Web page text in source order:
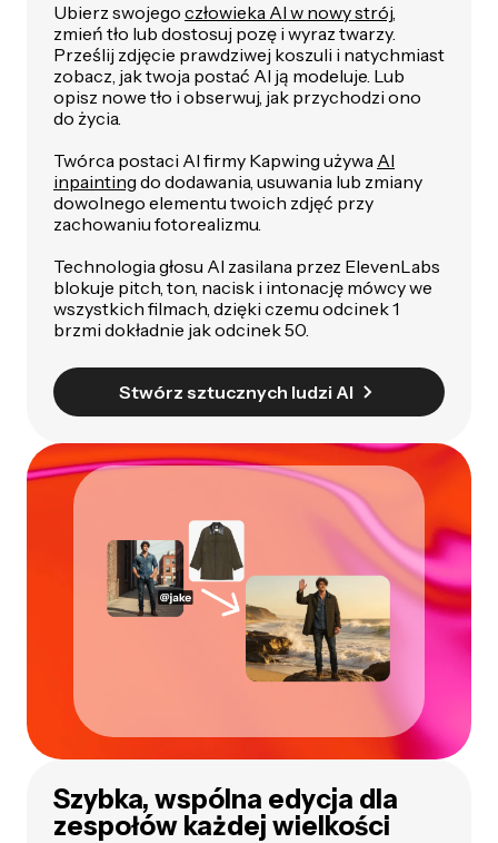
Ubierz swojego człowieka AI w nowy strój,
zmień tło lub dostosuj pozę i wyraz twarzy.
Prześlij zdjęcie prawdziwej koszuli i natychmiast
zobacz, jak twoja postać AI ją modeluje. Lub
opisz nowe tło i obserwuj, jak przychodzi ono
do życia.
Twórca postaci AI firmy Kapwing używa AI
inpainting do dodawania, usuwania lub zmiany
dowolnego elementu twoich zdjęć przy
zachowaniu fotorealizmu.
Technologia głosu AI zasilana przez ElevenLabs
blokuje pitch, ton, nacisk i intonację mówcy we
wszystkich filmach, dzięki czemu odcinek 1
brzmi dokładnie jak odcinek 50.
Stwórz sztucznych ludzi AI
Szybka, wspólna edycja dla
zespołów każdej wielkości